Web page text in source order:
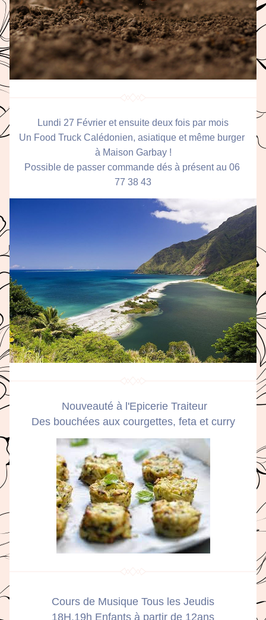
Lundi 27 Février et ensuite deux fois par mois
Un Food Truck Calédonien, asiatique et même burger
à Maison Garbay !
Possible de passer commande dés à présent au 06
77 38 43
Nouveauté à l'Epicerie Traiteur
Des bouchées aux courgettes, feta et curry
Cours de Musique Tous les Jeudis
18H.19h Enfants à partir de 12ans